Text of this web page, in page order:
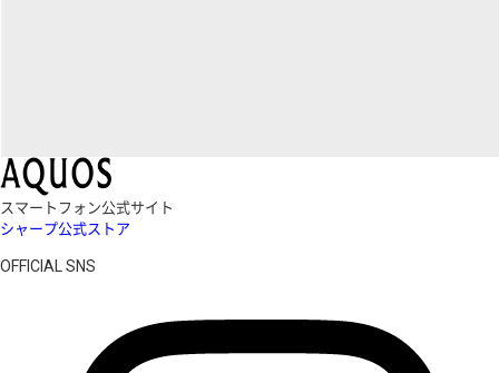
スマートフォン公式サイト
シャープ公式ストア
OFFICIAL SNS